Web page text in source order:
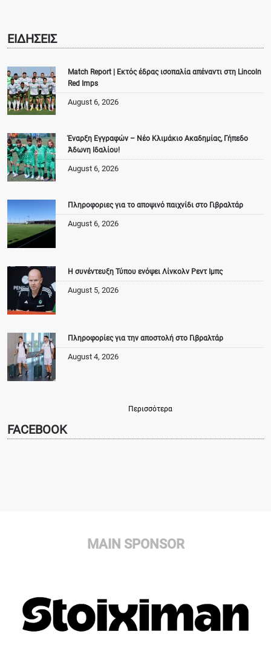
ΕΙΔΗΣΕΙΣ
Match Report | Εκτός έδρας ισοπαλία απέναντι στη Lincoln
Red Imps
August 6, 2026
Έναρξη Εγγραφών – Νέο Κλιμάκιο Ακαδημίας, Γήπεδο
Άδωνη Ιδαλίου!
August 6, 2026
Πληροφοριες για το αποψινό παιχνίδι στο Γιβραλτάρ
August 6, 2026
Η συνέντευξη Τύπου ενόψει Λίνκολν Ρεντ Ιμπς
August 5, 2026
Πληροφορίες για την αποστολή στο Γιβραλτάρ
August 4, 2026
Περισσότερα
FACEBOOK
MAIN SPONSOR